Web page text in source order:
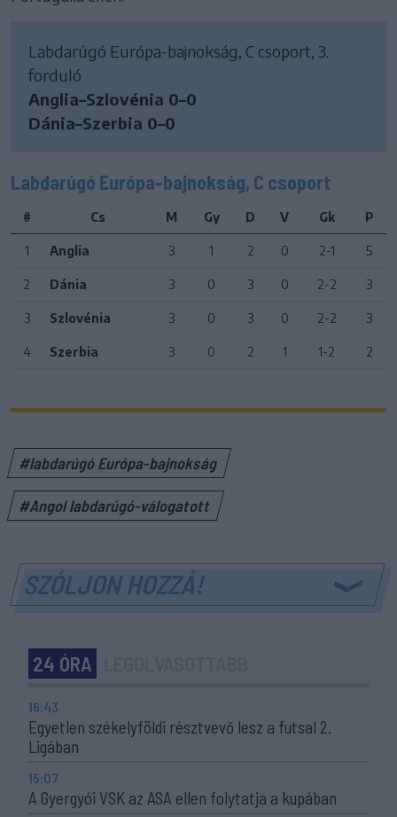
Labdarúgó Európa-bajnokság, C csoport, 3.
forduló
Anglia–Szlovénia 0–0
Dánia–Szerbia 0–0
Labdarúgó Európa-bajnokság, C csoport
# Cs M Gy D V Gk P
1 Anglia 3 1 2 0 2-1 5
2 Dánia 3 0 3 0 2-2 3
3 Szlovénia 3 0 3 0 2-2 3
4 Szerbia 3 0 2 1 1-2 2
#labdarúgó Európa-bajnokság
#Angol labdarúgó-válogatott
SZÓLJON HOZZÁ!
24 ÓRA
16:43
Egyetlen székelyföldi résztvevő lesz a futsal 2.
Ligában
15:07
A Gyergyói VSK az ASA ellen folytatja a kupában